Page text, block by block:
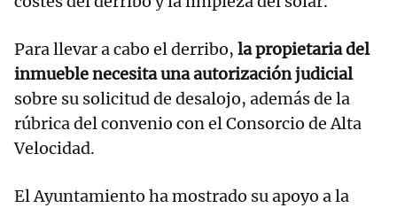
Para llevar a cabo el derribo, la propietaria del
inmueble necesita una autorización judicial
sobre su solicitud de desalojo, además de la
rúbrica del convenio con el Consorcio de Alta
Velocidad.
El Ayuntamiento ha mostrado su apoyo a la